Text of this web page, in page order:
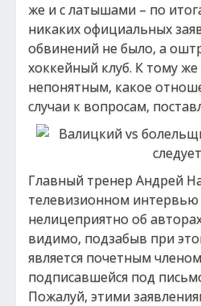
же и с латышами – по
никаких официальных
обвинений не было, а
хоккейный клуб. К тому же
непонятным, какое
случаи к вопросам,
Главный тренер Андрей
телевизионном интервью
нелицеприятно об
видимо, подзабыв при
является почетным
подписавшейся под
Пожалуй, этими